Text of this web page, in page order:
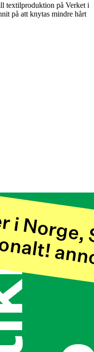
textilproduktion på Verket i
på att knytas mindre hårt